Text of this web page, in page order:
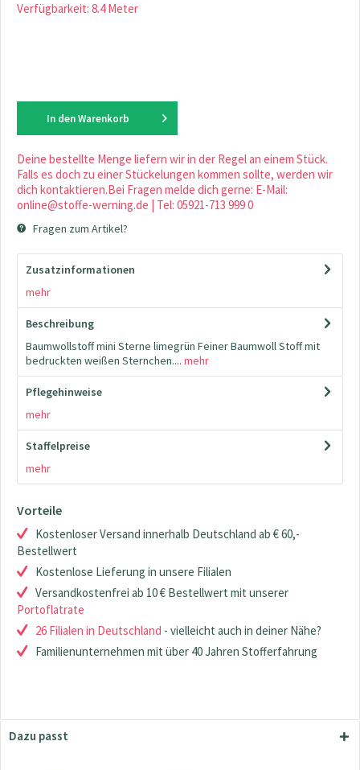
Verfügbarkeit: 8.4 Meter
In den Warenkorb
Deine bestellte Menge liefern wir in der Regel an einem Stück.
Falls es doch zu einer Stückelungen kommen sollte, werden wir
dich kontaktieren.Bei Fragen melde dich gerne: E-Mail:
online@stoffe-werning.de | Tel: 05921-713 999 0
Fragen zum Artikel?
Zusatzinformationen
mehr
Beschreibung
Baumwollstoff mini Sterne limegrün Feiner Baumwoll Stoff mit
bedruckten weißen Sternchen.... mehr
Pflegehinweise
mehr
Staffelpreise
mehr
Vorteile
Kostenloser Versand innerhalb Deutschland ab € 60,-
Bestellwert
Kostenlose Lieferung in unsere Filialen
Versandkostenfrei ab 10 € Bestellwert mit unserer
Portoflatrate
26 Filialen in Deutschland - vielleicht auch in deiner Nähe?
Familienunternehmen mit über 40 Jahren Stofferfahrung
Dazu passt